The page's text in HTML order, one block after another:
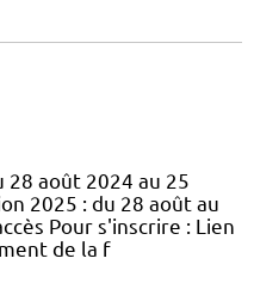
28 août 2024 au 25
2025 : du 28 août au
Pour s'inscrire : Lien
de la f